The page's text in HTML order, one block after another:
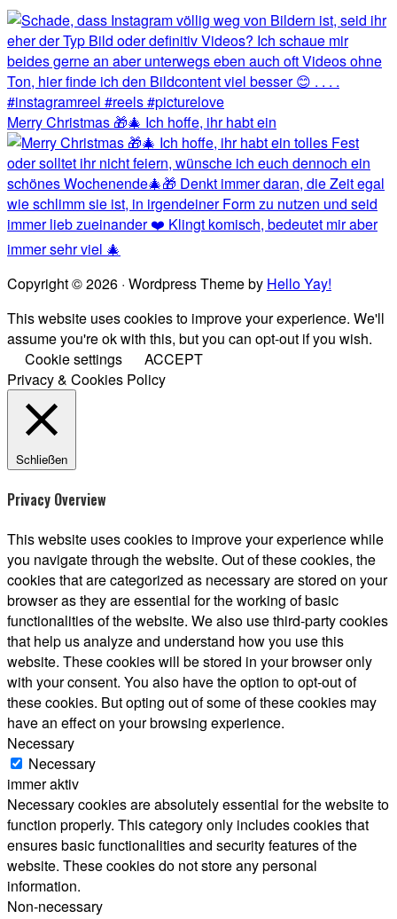
Merry Christmas 🎁🎄 Ich hoffe, ihr habt ein
Copyright © 2026 · Wordpress Theme by Hello Yay!
This website uses cookies to improve your experience. We'll
assume you're ok with this, but you can opt-out if you wish.
Cookie settings
ACCEPT
Privacy & Cookies Policy
Schließen
Privacy Overview
This website uses cookies to improve your experience while
you navigate through the website. Out of these cookies, the
cookies that are categorized as necessary are stored on your
browser as they are essential for the working of basic
functionalities of the website. We also use third-party cookies
that help us analyze and understand how you use this
website. These cookies will be stored in your browser only
with your consent. You also have the option to opt-out of
these cookies. But opting out of some of these cookies may
have an effect on your browsing experience.
Necessary
Necessary
immer aktiv
Necessary cookies are absolutely essential for the website to
function properly. This category only includes cookies that
ensures basic functionalities and security features of the
website. These cookies do not store any personal
information.
Non-necessary